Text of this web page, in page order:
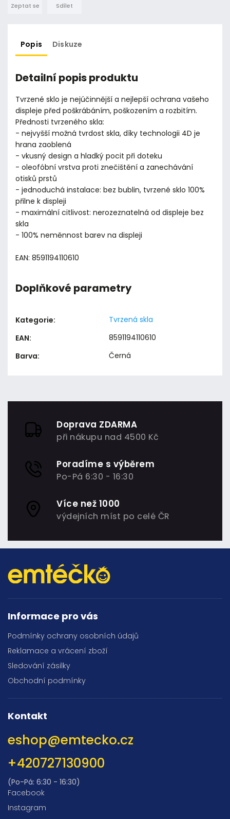
Zeptat se Sdílet
Popis Diskuze
Detailní popis produktu
Tvrzené sklo je nejúčinnější a nejlepší ochrana vašeho
displeje před poškrábáním, poškozením a rozbitím.
Přednosti tvrzeného skla:
- nejvyšší možná tvrdost skla, díky technologii 4D je
hrana zaoblená
- vkusný design a hladký pocit při doteku
- oleofóbní vrstva proti znečištění a zanechávání
otisků prstů
- jednoduchá instalace: bez bublin, tvrzené sklo 100%
přilne k displeji
- maximální citlivost: nerozeznatelná od displeje bez
skla
- 100% neměnnost barev na displeji
EAN: 8591194110610
Doplňkové parametry
Kategorie:
Tvrzená skla
EAN:
8591194110610
Barva: Černá
Doprava ZDARMA
při nákupu nad 4500 Kč
Poradíme s výběrem
Po-Pá 6:30 - 16:30
Více než 1000
výdejních míst po celé ČR
Informace pro vás
Podmínky ochrany osobních údajů
Reklamace a vrácení zboží
Sledování zásilky
Obchodní podmínky
Kontakt
eshop@emtecko.cz
+420727130900
(Po-Pá: 6:30 - 16:30)
Facebook
Instagram